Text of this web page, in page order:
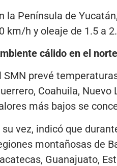
la Península de
km/h y oleaje de 1.5 a
cálido en el
SMN prevé
Coahuila,
más bajos se
su vez, indicó que
montañosas de
Guanajuato,